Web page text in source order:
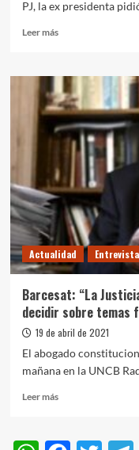
PJ, la ex presidenta
Leer másLeer
Tras
el
fallo,
Cristina
habló
un
cepo
al
“voto
popular”
dijo
que
jueces
de
la
son
“impresentables”
Actualidad
Barcesat: “La
decidir sobre temas
19 de abril de 2021
El abogado
mañana en la UNCB
Leer másLeer
Barcesat: